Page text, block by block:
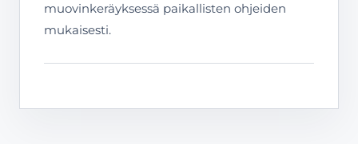
muovinkeräyksessä paikallisten ohjeiden
mukaisesti.